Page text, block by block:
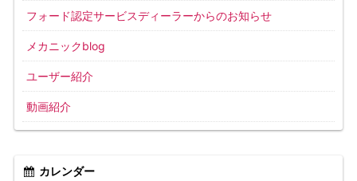
フォード認定サービスディーラーからのお知らせ
メカニックblog
ユーザー紹介
動画紹介
カレンダー